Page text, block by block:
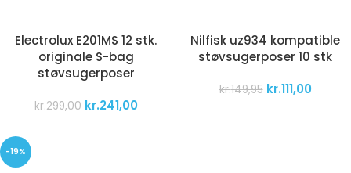
Electrolux E201MS 12 stk.
originale S-bag
støvsugerposer
kr.299,00 kr.241,00
Nilfisk uz934 kompatible
støvsugerposer 10 stk
kr.149,95 kr.111,00
-19%